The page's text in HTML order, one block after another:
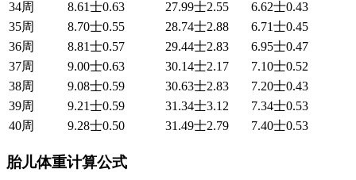
34周
8.61士0.63 27.99士2.55
6.62士0.43
35周
8.70士0.55 28.74士2.88
6.71士0.45
36周
8.81士0.57 29.44士2.83
6.95士0.47
37周
9.00士0.63 30.14士2.17
7.10士0.52
38周
9.08士0.59 30.63士2.83
7.20士0.43
39周
9.21士0.59 31.34士3.12
7.34士0.53
40周
9.28士0.50 31.49士2.79 7.40士0.53
胎儿体重计算公式